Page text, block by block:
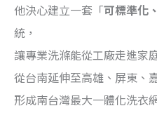
他決心建立一套「可標準化
統，
讓專業洗滌能從工廠走進家
從台南延伸至高雄、屏東、
形成南台灣最大一體化洗衣